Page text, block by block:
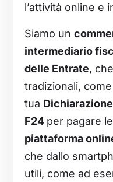
l’attività online e
Siamo un
intermediario
delle Entrate,
tradizionali,
tua
F24 per pagare
piattaforma
che dallo
utili, come ad